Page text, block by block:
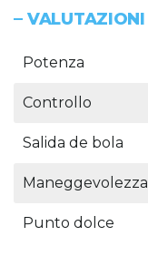
VALUTAZIONI
Potenza
Controllo
Salida de bola
Maneggevolezza
Punto dolce